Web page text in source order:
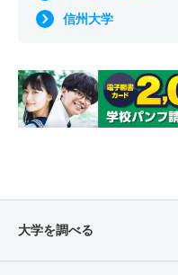
信州大学
大学を調べる